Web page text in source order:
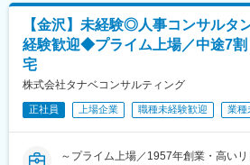
【金沢】未経験◎人事コンサルタ
経験歓迎◆プライム上場／中途7
宅
株式会社タナベコンサルティング
正社員 上場企業 職種未経験歓迎 業種
～プライム上場／1957年創業・高い